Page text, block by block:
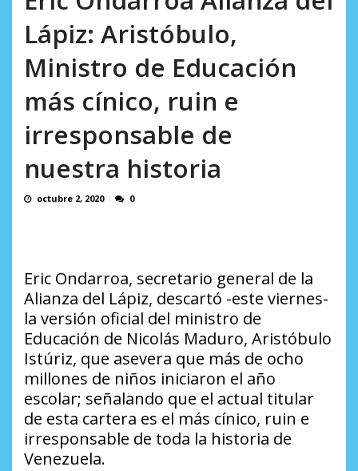
Lápiz: Aristóbulo,
Ministro de Educación
más cínico, ruin e
irresponsable de
nuestra historia
octubre 2, 2020 0
Eric Ondarroa, secretario general de la
Alianza del Lápiz, descartó -este viernes-
la versión oficial del ministro de
Educación de Nicolás Maduro, Aristóbulo
Istúriz, que asevera que más de ocho
millones de niños iniciaron el año
escolar; señalando que el actual titular
de esta cartera es el más cínico, ruin e
irresponsable de toda la historia de
Venezuela.